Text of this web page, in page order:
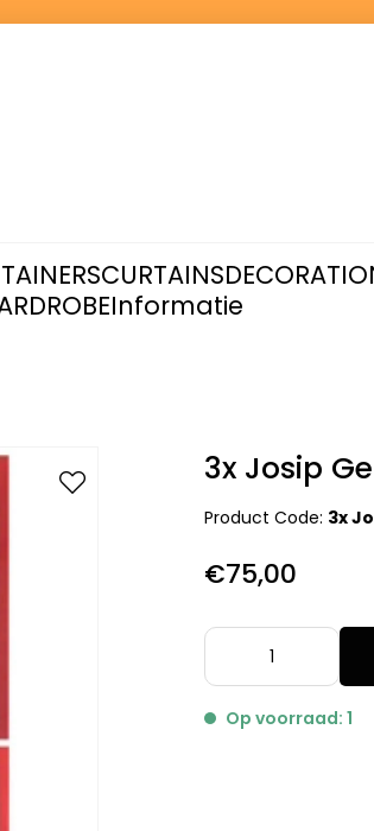
CURTAINS
Informatie
3x Josip
Product Code: 3x
€75,00
Op voorraad: 1